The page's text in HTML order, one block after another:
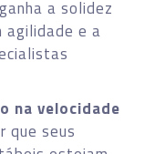
a solidez
agilidade e a
na velocidade
que seus